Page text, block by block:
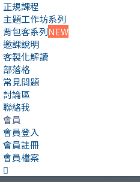
正規課程
主題工作坊系列
背包客系列NEW
邀課說明
客製化解讀
部落格
常見問題
討論區
聯絡我
會員
會員登入
會員註冊
會員檔案